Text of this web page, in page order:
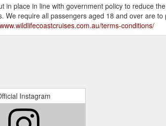
in place in line with government policy to reduce
require all passengers aged 18 and over are
terms-conditions/
Instagram